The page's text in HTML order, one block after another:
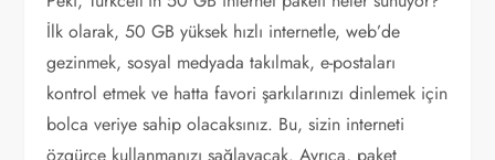
İlk olarak, 50 GB yüksek hızlı internetle, web’de
gezinmek, sosyal medyada takılmak, e-postaları
kontrol etmek ve hatta favori şarkılarınızı dinlemek için
bolca veriye sahip olacaksınız. Bu, sizin interneti